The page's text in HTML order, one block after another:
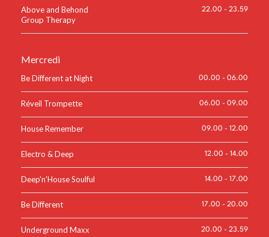
Above and Behond
Group Therapy
22.00 - 23.59
Mercredi
Be Different at Night 00.00 - 06.00
Réveil Trompette 06.00 - 09.00
House Remember 09.00 - 12.00
Electro & Deep 12.00 - 14.00
Deep'n'House Soulful 14.00 - 17.00
Be Different 17.00 - 20.00
Underground Maxx 20.00 - 23.59